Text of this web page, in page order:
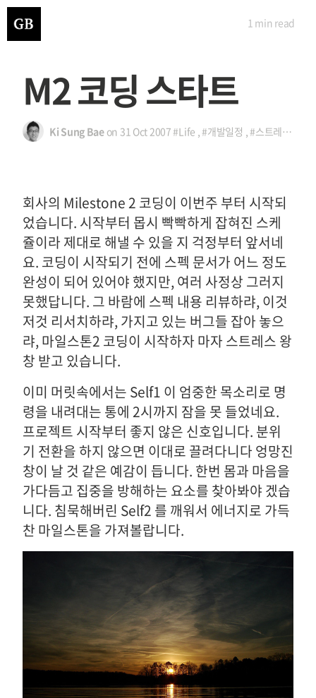
M2 코딩 스타트
Ki Sung Baeon 31 Oct 2007#Life ,#개발일정 ,#스트레스
1 min read
회사의 Milestone 2 코딩이 이번주 부터 시작되
었습니다. 시작부터 몹시 빡빡하게 잡혀진 스케
쥴이라 제대로 해낼 수 있을 지 걱정부터 앞서네
요. 코딩이 시작되기 전에 스펙 문서가 어느 정도
완성이 되어 있어야 했지만, 여러 사정상 그러지
못했답니다. 그 바람에 스펙 내용 리뷰하랴, 이것
저것 리서치하랴, 가지고 있는 버그들 잡아 놓으
랴, 마일스톤2 코딩이 시작하자 마자 스트레스 왕
창 받고 있습니다.
이미 머릿속에서는 Self1 이 엄중한 목소리로 명
령을 내려대는 통에 2시까지 잠을 못 들었네요.
프로젝트 시작부터 좋지 않은 신호입니다. 분위
기 전환을 하지 않으면 이대로 끌려다니다 엉망진
창이 날 것 같은 예감이 듭니다. 한번 몸과 마음을
가다듬고 집중을 방해하는 요소를 찾아봐야 겠습
니다. 침묵해버린 Self2 를 깨워서 에너지로 가득
찬 마일스톤을 가져볼랍니다.